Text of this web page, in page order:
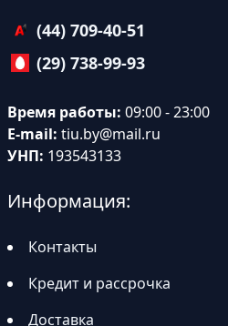
(44) 709-40-51
(29) 738-99-93
Время работы: 09:00 - 23:00
E-mail: tiu.by@mail.ru
УНП: 193543133
Информация:
Контакты
Кредит и рассрочка
Доставка